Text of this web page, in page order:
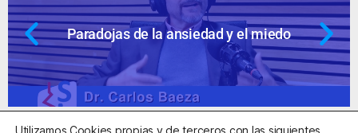
Paradojas de la ansiedad y el miedo
Utilizamos Cookies propias y de terceros con las siguientes